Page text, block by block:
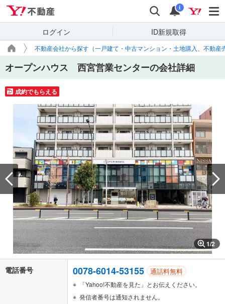
検索 通知
i
ログイン ID新規取得
不動産会社から探す（一戸建て・中古マンション・土地購入、不動産
オープンハウス 西宮営業センターの会社詳細
成約でもらえる
1/2
電話番号 0078-6014-53155 通話料無料
「Yahoo!不動産を見た」とお伝えください。
発信者番号は通知されません。